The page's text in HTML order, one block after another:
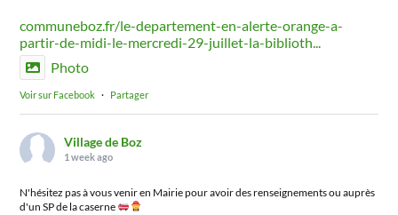
communeboz.fr/le-departement-en-alerte-orange-a-
partir-de-midi-le-mercredi-29-juillet-la-biblioth...
Photo
Voir sur Facebook · Partager
Village de Boz
1 week ago
N'hésitez pas à vous venir en Mairie pour avoir des renseignements ou auprès
d'un SP de la caserne